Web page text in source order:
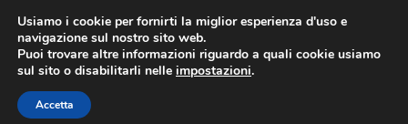
CONSEGNA da 7 EUR
Lun-Ven 9:00 - 16:00/800 580 290
Vai
alla
Vai
al
Usiamo i cookie per fornirti la miglior esperienza d'uso e
navigazione sul nostro sito web.
Puoi trovare altre informazioni riguardo a quali cookie usiamo
sul sito o disabilitarli nelle impostazioni.
Accetta